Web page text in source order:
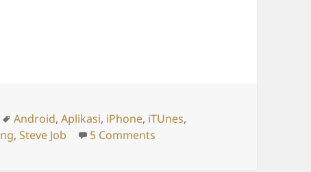
Android (Samsung Young)
Tags
Android,Aplikasi, iPhone, iTUnes,
,Steve Job 5 Comments